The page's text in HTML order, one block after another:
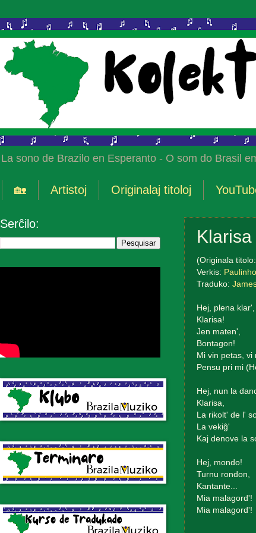
La sono de Brazilo en Esperanto - O som do Brasil
🏡 Artistoj Originalaj titoloj
Klarisa
(Originala
Verkis:
Traduko:
Hej, plena klar',
Klarisa!
Jen maten',
Bontagon!
Mi vin petas, vi
Pensu pri mi
Hej, nun la
Klarisa,
La rikolt' de l'
La vekiĝ'
Kaj denove la
Hej, mondo!
Turnu rondon,
Kantante...
Mia malagord'!
Mia malagord'!
Serĉilo: